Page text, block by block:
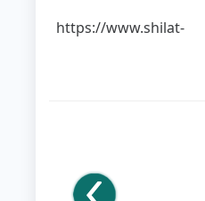
https://www.shilat-